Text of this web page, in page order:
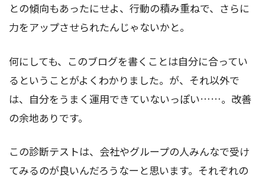
との傾向もあったにせよ、行動の積み重ねで、さらに
力をアップさせられたんじゃないかと。
何にしても、このブログを書くことは自分に合ってい
るということがよくわかりました。が、それ以外で
は、自分をうまく運用できていないっぽい……。改善
の余地ありです。
この診断テストは、会社やグループの人みんなで受け
てみるのが良いんだろうなーと思います。それぞれの